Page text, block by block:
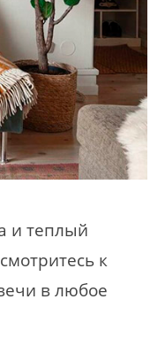
и теплый
к
в любое